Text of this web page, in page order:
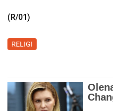
(R/01)
RELIGI